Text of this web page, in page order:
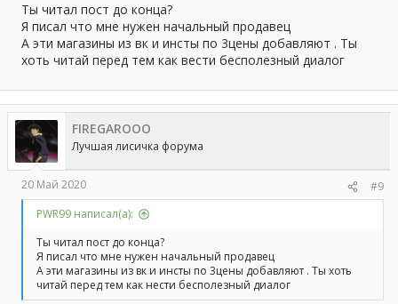
Ты читал пост до конца?
Я писал что мне нужен начальный продавец
А эти магазины из вк и инсты по 3цены добавляют . Ты
хоть читай перед тем как вести бесполезный диалог
FIREGAROOO
Лучшая лисичка форума
20 Май 2020
#9
PWR99 написал(а):
Ты читал пост до конца?
Я писал что мне нужен начальный продавец
А эти магазины из вк и инсты по 3цены добавляют . Ты хоть
читай перед тем как нести бесполезный диалог